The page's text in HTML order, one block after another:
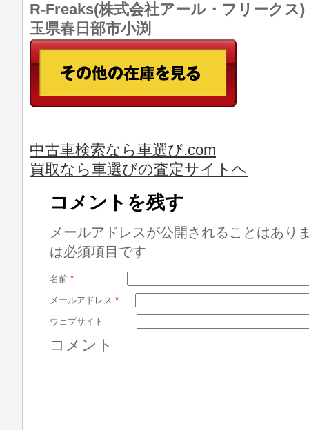
R-Freaks(株式会社アール・フリーク
玉県春日部市小渕
中古車検索なら車選び.com
買取なら車選びの査定サイトヘ
コメントを残す
メールアドレスが公開されることはあり
は必須項目です
名前 *
メールアドレス *
ウェブサイト
コメント